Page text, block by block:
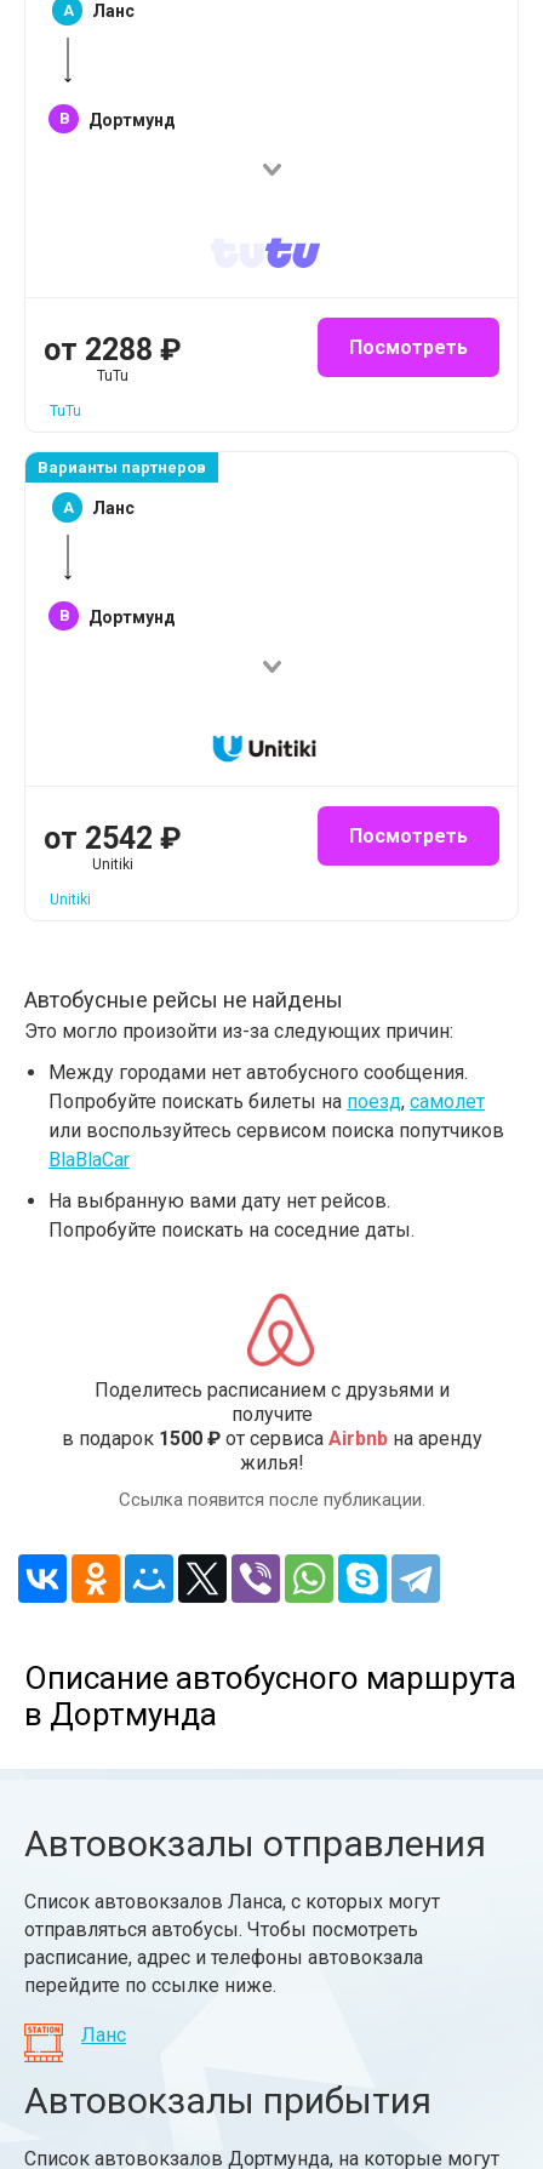
A Ланс
B Дортмунд
от 2288 ₽
TuTu
Посмотреть
TuTu
Варианты партнеров
A Ланс
B Дортмунд
от 2542 ₽
Unitiki
Посмотреть
Unitiki
Автобусные рейсы не найдены
Это могло произойти из-за следующих причин:
Между городами нет автобусного сообщения.
Попробуйте поискать билеты на поезд, самолет
или воспользуйтесь сервисом поиска попутчиков
BlaBlaCar
На выбранную вами дату нет рейсов.
Попробуйте поискать на соседние даты.
Поделитесь расписанием с друзьями и
получите
в подарок 1500 ₽от сервиса Airbnbна аренду
жилья!
Ссылка появится после публикации.
Описание автобусного маршрута
в Дортмунда
Автовокзалы отправления
Список автовокзалов Ланса, с которых могут
отправляться автобусы. Чтобы посмотреть
расписание, адрес и телефоны автовокзала
перейдите по ссылке ниже.
Ланс
Автовокзалы прибытия
Список автовокзалов Дортмунда, на которые могут